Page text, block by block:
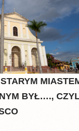
BYŁ….,